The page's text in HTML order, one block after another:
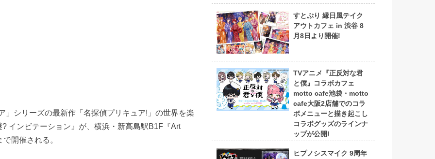
」シリーズの最新作「名探偵プリキュア!」の世界を楽
インビテーション』が、横浜・新高島駅B1F『Art
開催される。
すとぷり 縁日風テイク
アウトカフェ in 渋谷 8
月8日より開催!
TVアニメ『正反対な君
と僕』コラボカフェ
motto cafe池袋・motto
cafe大阪2店舗でのコラ
ボメニューと描き起こし
コラボグッズのラインナ
ップが公開!
ヒプノシスマイク 9周年